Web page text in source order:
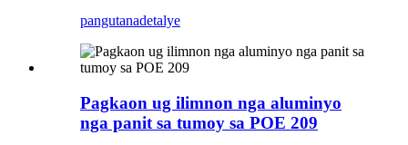
pangutanadetalye
Pagkaon ug ilimnon nga aluminyo
nga panit sa tumoy sa POE 209